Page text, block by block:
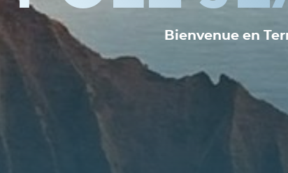
Bienvenue en